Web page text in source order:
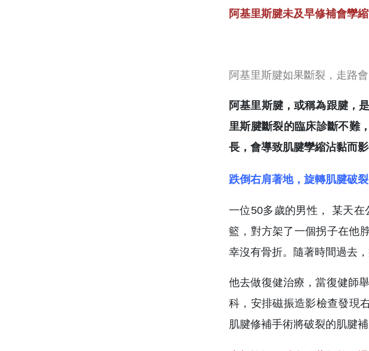
阿基里斯腱未及早修補會孿
阿基里斯腱如果斷裂，走路會
阿基里斯腱，或稱為跟腱，
里斯腱斷裂的臨床診斷不難
長，會導致肌腱孿縮沾黏而影
跌倒右肩著地，旋轉肌腱破裂
一位50多歲的男性， 某天
籃，對方架了一個拐子在他
幸沒有骨折。隨著時間過去
他去做復健治療，當復健師
科，安排磁振造影檢查發現
肌腱修補手術將破裂的肌腱